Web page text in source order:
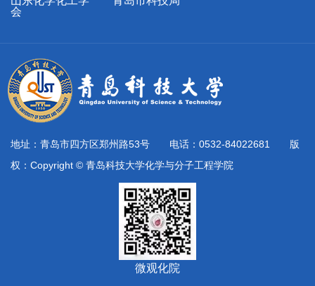
会
地址：青岛市四方区郑州路53号 电话：0532-84022681 版
权：Copyright © 青岛科技大学化学与分子工程学院
微观化院